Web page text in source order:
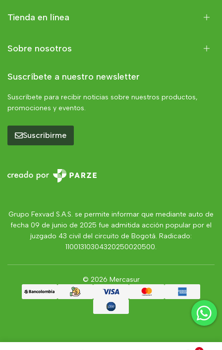
Tienda en línea
Sobre nosotros
Suscríbete a nuestro newsletter
Suscríbete para recibir noticias sobre nuestros productos,
promociones y eventos.
Suscribirme
Grupo Fexvad S.A.S. se permite informar que mediante auto de
fecha 09 de junio de 2025 fue admitida acción popular por el
juzgado 43 civil del circuito de Bogotá. Radicado:
11001310304320250020500.
© 2026 Mercasur